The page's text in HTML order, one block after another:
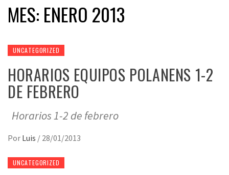
MES: ENERO 2013
UNCATEGORIZED
HORARIOS EQUIPOS POLANENS 1-2
DE FEBRERO
Horarios 1-2 de febrero
Por Luis / 28/01/2013
UNCATEGORIZED